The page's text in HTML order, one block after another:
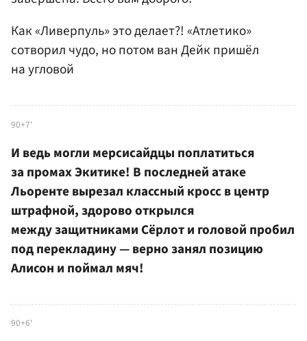
Как «Ливерпуль» это делает?! «Атлетико»
сотворил чудо, но потом ван Дейк пришёл
на угловой
90+7'
И ведь могли мерсисайдцы поплатиться
за промах Экитике! В последней атаке
Льоренте вырезал классный кросс в центр
штрафной, здорово открылся
между защитниками Сёрлот и головой пробил
под перекладину — верно занял позицию
Алисон и поймал мяч!
90+6'